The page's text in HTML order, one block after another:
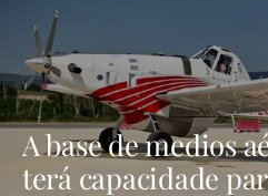
A base de medios
terá capacidade